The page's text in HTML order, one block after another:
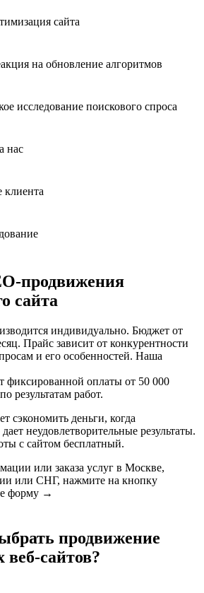
сайта
на обновление алгоритмов
исследование поискового спроса
нас
клиента
продвижения
сайта
индивидуально. Бюджет от
Прайс зависит от конкурентности
и его особенностей. Наша
фиксированной оплаты от 50 000
результатам работ.
сэкономить деньги, когда
неудовлетворительные результаты.
с сайтом бесплатный.
или заказа услуг в Москве,
или СНГ, нажмите на кнопку
форму →
продвижение
веб-сайтов?